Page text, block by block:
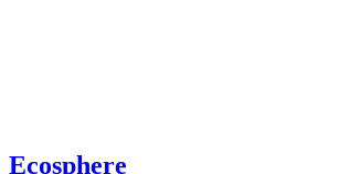
Ecosphere